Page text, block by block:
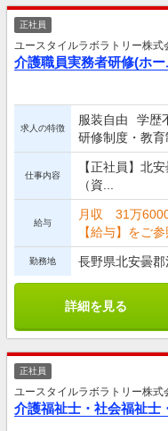
正社員
ユースタイルラボラトリー株式
介護職員実務者研修(ホ
求人の特徴
服装自由 学歴
研修制度・教
仕事内容
【正社員】北
（資...
給与
月収 31万
【給与】をご
勤務地 長野県北安曇
詳細を見る
正社員
ユースタイルラボラトリー株式
介護福祉士・社会福祉士